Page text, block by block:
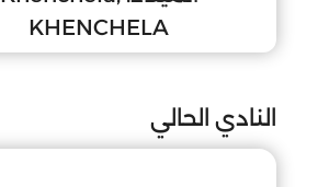
KHENCHELA
النادي الحالي